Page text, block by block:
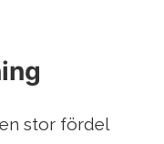
stor fördel